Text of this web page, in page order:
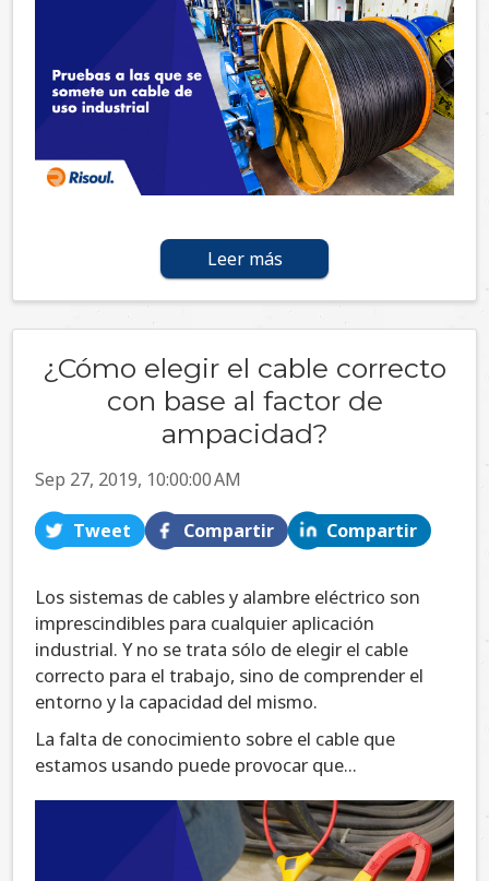
Leer más
¿Cómo elegir el cable correcto
con base al factor de
ampacidad?
Sep 27, 2019, 10:00:00 AM
Tweet Compartir Compartir
Los sistemas de cables y alambre eléctrico son
imprescindibles para cualquier aplicación
industrial. Y no se trata sólo de elegir el cable
correcto para el trabajo, sino de comprender el
entorno y la capacidad del mismo.
La falta de conocimiento sobre el cable que
estamos usando puede provocar que...